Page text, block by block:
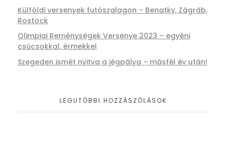
Külföldi versenyek futószalagon – Benatky, Zágráb,
Rostock
Olimpiai Reménységek Versenye 2023 – egyéni
csúcsokkal, érmekkel
Szegeden ismét nyitva a jégpálya – másfél év után!
LEGUTÓBBI HOZZÁSZÓLÁSOK